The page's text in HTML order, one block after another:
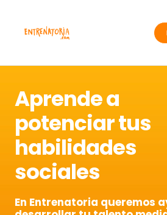
contenido
Aprende a
potenciar tus
habilidades
sociales
En Entrenatoria queremos